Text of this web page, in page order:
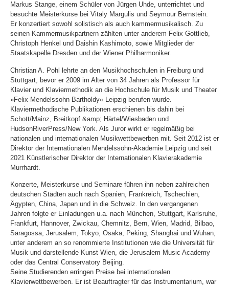
Markus Stange, einem Schüler von Jürgen Uhde, unterrichtet und
besuchte Meisterkurse bei Vitaly Margulis und Seymour Bernstein.
Er konzertiert sowohl solistisch als auch kammermusikalisch. Zu
seinen Kammermusikpartnern zählten unter anderem Felix Gottlieb,
Christoph Henkel und Daishin Kashimoto, sowie Mitglieder der
Staatskapelle Dresden und der Wiener Philharmoniker.
Christian A. Pohl lehrte an den Musikhochschulen in Freiburg und
Stuttgart, bevor er 2009 im Alter von 34 Jahren als Professor für
Klavier und Klaviermethodik an die Hochschule für Musik und Theater
»Felix Mendelssohn Bartholdy« Leipzig berufen wurde.
Klaviermethodische Publikationen erschienen bis dahin bei
Schott/Mainz, Breitkopf &amp; Härtel/Wiesbaden und
HudsonRiverPress/New York. Als Juror wirkt er regelmäßig bei
nationalen und internationalen Musikwettbewerben mit. Seit 2012 ist er
Direktor der Internationalen Mendelssohn-Akademie Leipzig und seit
2021 Künstlerischer Direktor der Internationalen Klavierakademie
Murrhardt.
Konzerte, Meisterkurse und Seminare führen ihn neben zahlreichen
deutschen Städten auch nach Spanien, Frankreich, Tschechien,
Ägypten, China, Japan und in die Schweiz. In den vergangenen
Jahren folgte er Einladungen u.a. nach München, Stuttgart, Karlsruhe,
Frankfurt, Hannover, Zwickau, Chemnitz, Bern, Wien, Madrid, Bilbao,
Saragossa, Jerusalem, Tokyo, Osaka, Peking, Shanghai und Wuhan,
unter anderem an so renommierte Institutionen wie die Universität für
Musik und darstellende Kunst Wien, die Jerusalem Music Academy
oder das Central Conservatory Beijing.
Seine Studierenden erringen Preise bei internationalen
Klavierwettbewerben. Er ist Beauftragter für das Instrumentarium, war